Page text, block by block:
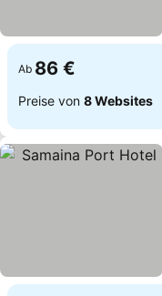
Ab 86 €
Preise von 8 Websites